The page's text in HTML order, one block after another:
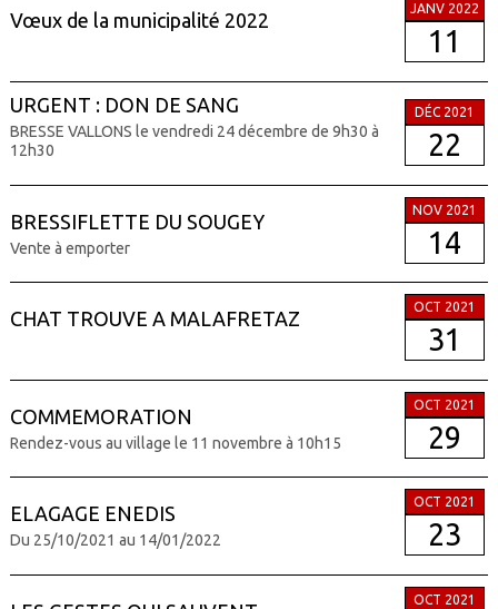
Vœux de la municipalité 2022
JANV 2022
11
URGENT : DON DE SANG
BRESSE VALLONS le vendredi 24 décembre de 9h30 à
12h30
DÉC 2021
22
BRESSIFLETTE DU SOUGEY
Vente à emporter
NOV 2021
14
CHAT TROUVE A MALAFRETAZ
OCT 2021
31
COMMEMORATION
Rendez-vous au village le 11 novembre à 10h15
OCT 2021
29
ELAGAGE ENEDIS
Du 25/10/2021 au 14/01/2022
OCT 2021
23
OCT 2021